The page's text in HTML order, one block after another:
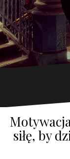
siłę, by